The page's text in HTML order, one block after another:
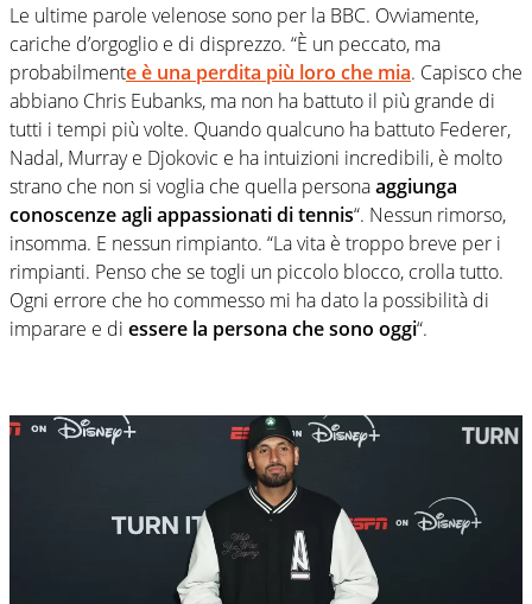
Le ultime parole velenose sono per la BBC. Ovviamente,
cariche d’orgoglio e di disprezzo. “È un peccato, ma
probabilmente è una perdita più loro che mia. Capisco che
abbiano Chris Eubanks, ma non ha battuto il più grande di
tutti i tempi più volte. Quando qualcuno ha battuto Federer,
Nadal, Murray e Djokovic e ha intuizioni incredibili, è molto
strano che non si voglia che quella personaaggiunga
conoscenze agli appassionati di tennis“. Nessun rimorso,
insomma. E nessun rimpianto. “La vita è troppo breve per i
rimpianti. Penso che se togli un piccolo blocco, crolla tutto.
Ogni errore che ho commesso mi ha dato la possibilità di
imparare e di essere la persona che sono oggi“.